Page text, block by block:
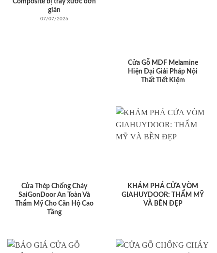
giản
07/07/2026
Cửa Gỗ MDF Melamine
Hiện Đại Giải Pháp Nội
Thất Tiết Kiệm
Cửa Thép Chống Cháy
SaiGonDoor An Toàn Và
Thẩm Mỹ Cho Căn Hộ Cao
Tầng
KHÁM PHÁ CỬA VÒM
GIAHUYDOOR: THẨM MỸ
VÀ BỀN ĐẸP